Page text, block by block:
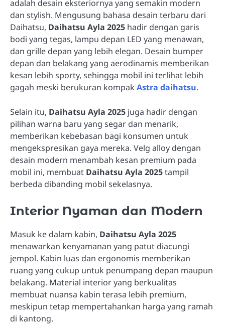
adalah desain eksteriornya yang semakin modern
dan stylish. Mengusung bahasa desain terbaru dari
Daihatsu, Daihatsu Ayla 2025 hadir dengan garis
bodi yang tegas, lampu depan LED yang menawan,
dan grille depan yang lebih elegan. Desain bumper
depan dan belakang yang aerodinamis memberikan
kesan lebih sporty, sehingga mobil ini terlihat lebih
gagah meski berukuran kompakAstra daihatsu.
Selain itu, Daihatsu Ayla 2025 juga hadir dengan
pilihan warna baru yang segar dan menarik,
memberikan kebebasan bagi konsumen untuk
mengekspresikan gaya mereka. Velg alloy dengan
desain modern menambah kesan premium pada
mobil ini, membuat Daihatsu Ayla 2025tampil
berbeda dibanding mobil sekelasnya.
Interior Nyaman dan Modern
Masuk ke dalam kabin, Daihatsu Ayla 2025
menawarkan kenyamanan yang patut diacungi
jempol. Kabin luas dan ergonomis memberikan
ruang yang cukup untuk penumpang depan maupun
belakang. Material interior yang berkualitas
membuat nuansa kabin terasa lebih premium,
meskipun tetap mempertahankan harga yang ramah
di kantong.